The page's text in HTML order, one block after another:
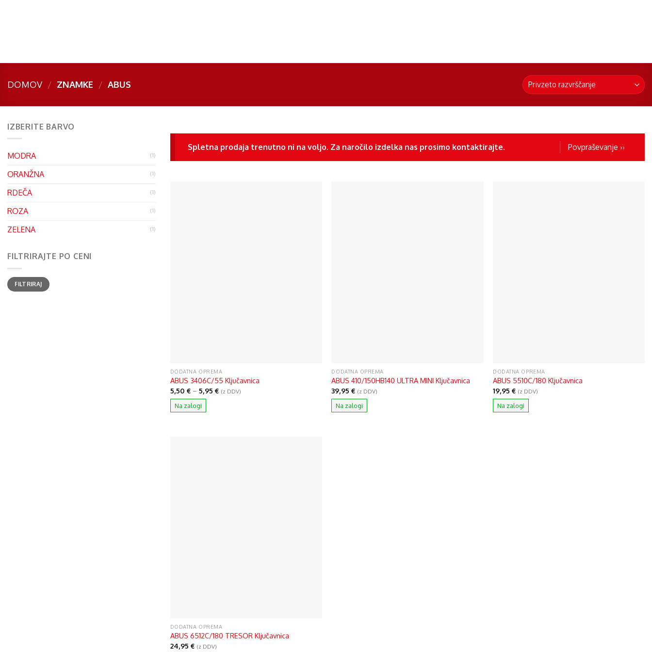
DOMOV / ZNAMKE / ABUS
IZBERITE BARVO
MODRA (1)
ORANŽNA (1)
RDEČA (1)
ROZA (1)
ZELENA (1)
FILTRIRAJTE PO CENI
Min
cena
Max
cenaFILTRIRAJ
Povpraševanje ››
Spletna prodaja trenutno ni na voljo. Za naročilo izdelka nas prosimo kontaktirajte.
DODATNA OPREMA
ABUS 3406C/55 Ključavnica
5,50 €– 5,95 € (z DDV)
Na zalogi
DODATNA OPREMA
ABUS 410/150HB140 ULTRA MINI Ključavnica
39,95€ (z DDV)
Na zalogi
DODATNA OPREMA
ABUS 5510C/180 Ključavnica
19,95€ (z DDV)
Na zalogi
DODATNA OPREMA
ABUS 6512C/180 TRESOR Ključavnica
24,95 € (z DDV)